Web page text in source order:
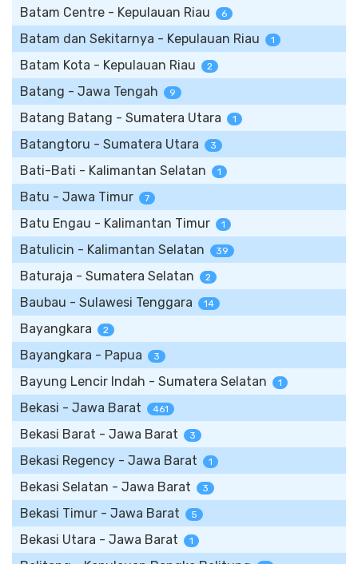
Batam Centre - Kepulauan Riau 6
Batam dan Sekitarnya - Kepulauan Riau 1
Batam Kota - Kepulauan Riau 2
Batang - Jawa Tengah 9
Batang Batang - Sumatera Utara 1
Batangtoru - Sumatera Utara 3
Bati-Bati - Kalimantan Selatan 1
Batu - Jawa Timur 7
Batu Engau - Kalimantan Timur 1
Batulicin - Kalimantan Selatan 39
Baturaja - Sumatera Selatan 2
Baubau - Sulawesi Tenggara 14
Bayangkara 2
Bayangkara - Papua 3
Bayung Lencir Indah - Sumatera Selatan 1
Bekasi - Jawa Barat 461
Bekasi Barat - Jawa Barat 3
Bekasi Regency - Jawa Barat 1
Bekasi Selatan - Jawa Barat 3
Bekasi Timur - Jawa Barat 5
Bekasi Utara - Jawa Barat 1